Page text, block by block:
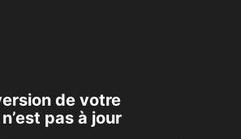
de votre
pas à jour